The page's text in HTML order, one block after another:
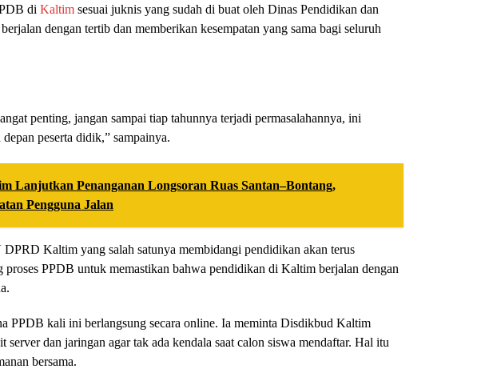
di Kaltim sesuai juknis yang sudah di buat oleh Dinas Pendidikan dan
dengan tertib dan memberikan kesempatan yang sama bagi seluruh
penting, jangan sampai tiap tahunnya terjadi permasalahannya, ini
peserta didik,” sampainya.
Lanjutkan Penanganan Longsoran Ruas Santan–Bontang,
Pengguna Jalan
Kaltim yang salah satunya membidangi pendidikan akan terus
proses PPDB untuk memastikan bahwa pendidikan di Kaltim berjalan dengan
PPDB kali ini berlangsung secara online. Ia meminta Disdikbud Kaltim
server dan jaringan agar tak ada kendala saat calon siswa mendaftar. Hal itu
bersama.